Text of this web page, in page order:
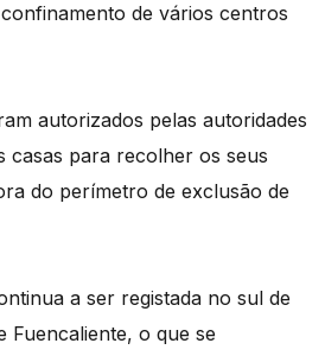
de vários centros
autorizados pelas autoridades
casas para recolher os seus
do perímetro de exclusão de
a ser registada no sul de
Fuencaliente, o que se